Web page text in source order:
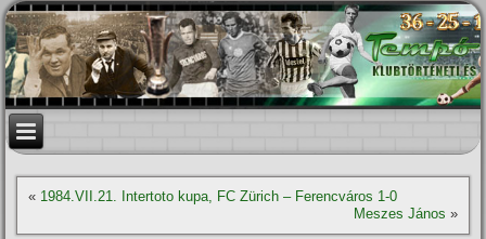
« 1984.VII.21. Intertoto kupa, FC Zürich – Ferencváros 1-0
Meszes János »